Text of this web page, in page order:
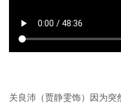
关良沛（贾静雯饰）因为